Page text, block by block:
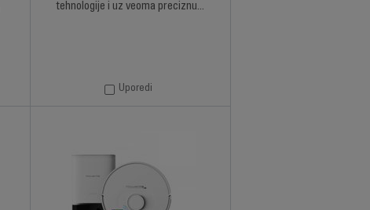
tehnologije i uz veoma preciznu...
Uporedi